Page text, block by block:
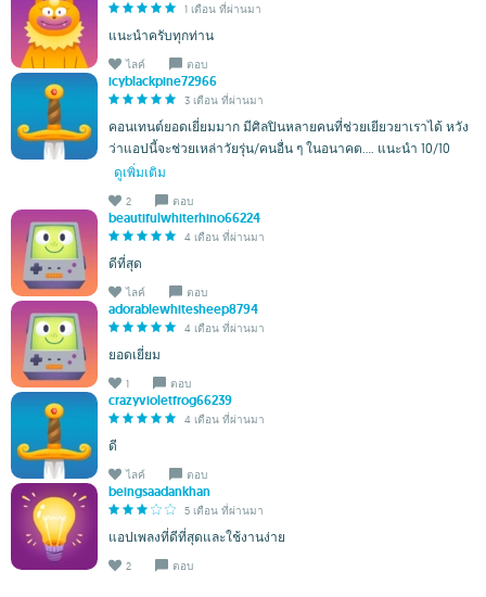
1 เดือน ที่ผ่านมา
แนะนำครับทุกท่าน
ไลค์ ตอบ
icyblackpine72966
3 เดือน ที่ผ่านมา
คอนเทนต์ยอดเยี่ยมมาก มีศิลปินหลายคนที่ช่วยเยียวยาเราได้ หวัง
ว่าแอปนี้จะช่วยเหล่าวัยรุ่น/คนอื่น ๆ ในอนาคต.... แนะนำ 10/10
ดูเพิ่มเติม
2 ตอบ
beautifulwhiterhino66224
4 เดือน ที่ผ่านมา
ดีที่สุด
ไลค์ ตอบ
adorablewhitesheep8794
4 เดือน ที่ผ่านมา
ยอดเยี่ยม
1 ตอบ
crazyvioletfrog66239
4 เดือน ที่ผ่านมา
ดี
ไลค์ ตอบ
beingsaadankhan
5 เดือน ที่ผ่านมา
แอปเพลงที่ดีที่สุดและใช้งานง่าย
2 ตอบ